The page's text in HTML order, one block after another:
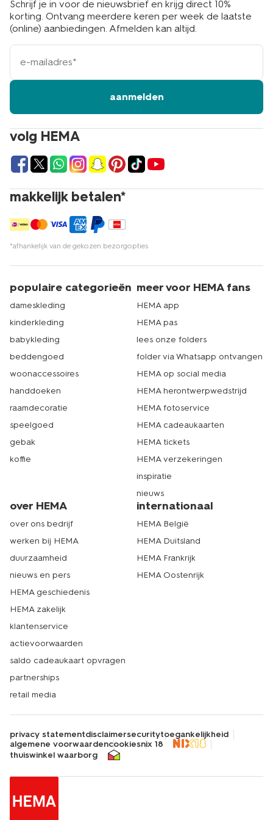
volg HEMA
makkelijk betalen*
*afhankelijk van de gekozen bezorgopties
Schrijf je in voor de nieuwsbrief en krijg direct 10%
korting. Ontvang meerdere keren per week de laatste
(online) aanbiedingen. Afmelden kan altijd.
e-
mailadres
aanmelden
populaire categorieën
dameskleding
kinderkleding
babykleding
beddengoed
woonaccessoires
handdoeken
raamdecoratie
speelgoed
gebak
koffie
meer voor HEMA fans
HEMA app
HEMA pas
lees onze folders
folder via Whatsapp ontvangen
HEMA op social media
HEMA herontwerpwedstrijd
HEMA fotoservice
HEMA cadeaukaarten
HEMA tickets
HEMA verzekeringen
inspiratie
nieuws
over HEMA
over ons bedrijf
werken bij HEMA
duurzaamheid
nieuws en pers
HEMA geschiedenis
HEMA zakelijk
klantenservice
actievoorwaarden
saldo cadeaukaart opvragen
partnerships
retail media
internationaal
HEMA België
HEMA Duitsland
HEMA Frankrijk
HEMA Oostenrijk
privacy statementdisclaimersecuritytoegankelijkheid
algemene voorwaardencookiesnix 18
thuiswinkel waarborg